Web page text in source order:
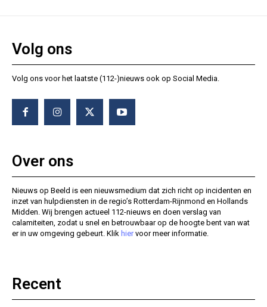
Volg ons
Volg ons voor het laatste (112-)nieuws ook op Social Media.
Over ons
Nieuws op Beeld is een nieuwsmedium dat zich richt op incidenten en
inzet van hulpdiensten in de regio’s Rotterdam-Rijnmond en Hollands
Midden. Wij brengen actueel 112-nieuws en doen verslag van
calamiteiten, zodat u snel en betrouwbaar op de hoogte bent van wat
er in uw omgeving gebeurt. Klik hiervoor meer informatie.
Recent